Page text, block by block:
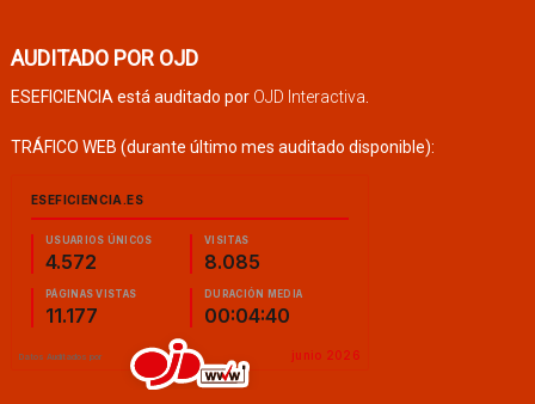
AUDITADO POR OJD
ESEFICIENCIA está auditado por OJD Interactiva
TRÁFICO WEB (durante último mes auditado disponible):